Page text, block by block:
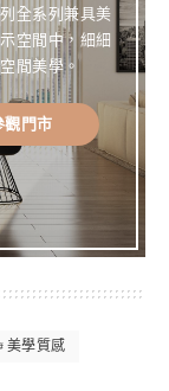
全系列兼具美
空間中，細細
間美學。
觀門市
美學質感